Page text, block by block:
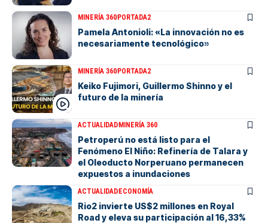
MINERÍA 360PORTADA2
Pamela Antonioli: «La innovación no es
necesariamente tecnológico»
MINERÍA 360PORTADA2
Keiko Fujimori, Guillermo Shinno y el
futuro de la minería
ACTUALIDADMINERÍA 360
Petroperú no está listo para el
Fenómeno El Niño: Refinería de Talara y
el Oleoducto Norperuano permanecen
expuestos a inundaciones
ACTUALIDADECONOMÍA
Rio2 invierte US$2 millones en Royal
Road y eleva su participación al 16,33%